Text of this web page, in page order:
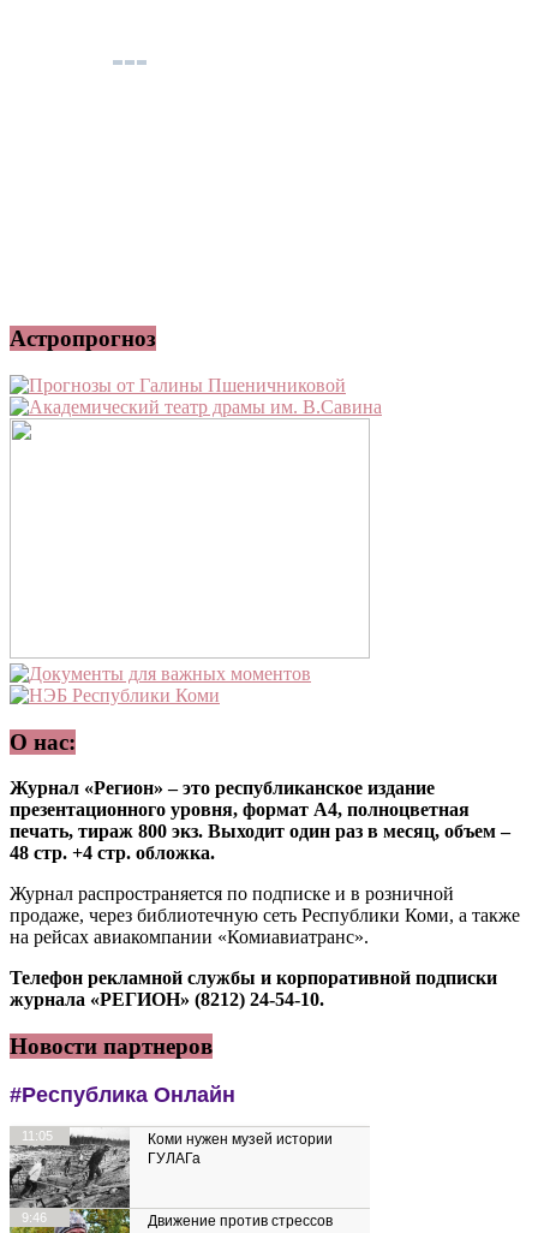
Астропрогноз
О нас:
Журнал «Регион» – это республиканское издание
презентационного уровня, формат А4, полноцветная
печать, тираж 800 экз. Выходит один раз в месяц, объем –
48 стр. +4 стр. обложка.
Журнал распространяется по подписке и в розничной
продаже, через библиотечную сеть Республики Коми, а также
на рейсах авиакомпании «Комиавиатранс».
Телефон рекламной службы и корпоративной подписки
журнала «РЕГИОН» (8212) 24-54-10.
Новости партнеров